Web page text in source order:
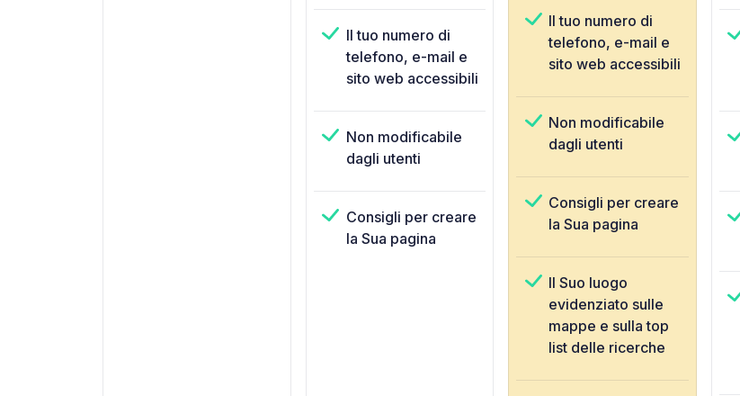
Il tuo numero di
telefono, e-mail e
sito web accessibili
Non modificabile
dagli utenti
Consigli per creare
la Sua pagina
Il tuo numero di
telefono, e-mail e
sito web accessibili
Non modificabile
dagli utenti
Consigli per creare
la Sua pagina
Il Suo luogo
evidenziato sulle
mappe e sulla top
list delle ricerche